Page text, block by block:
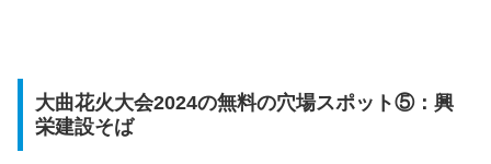
大曲花火大会2024の無料の穴場スポット⑤：興
栄建設そば